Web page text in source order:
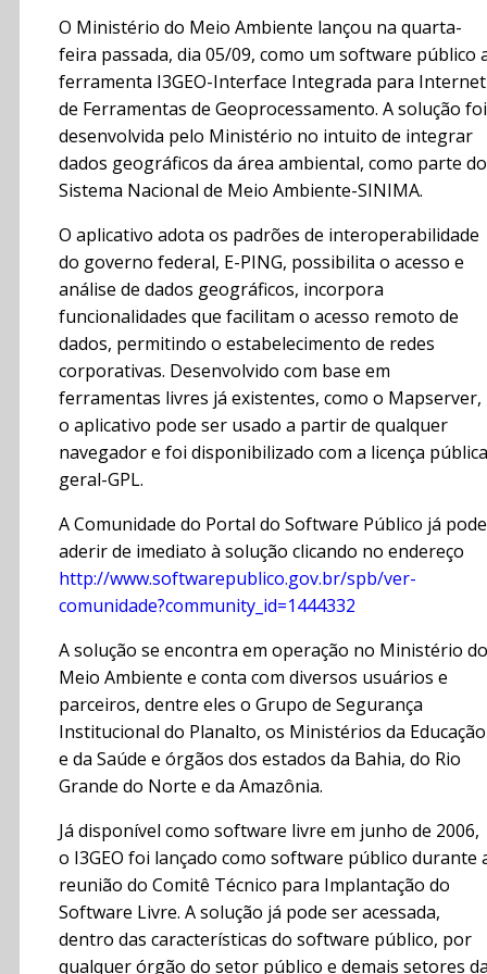
O Ministério do Meio Ambiente lançou na quarta-
feira passada, dia 05/09, como um software público
ferramenta I3GEO-Interface Integrada para Internet
de Ferramentas de Geoprocessamento. A solução foi
desenvolvida pelo Ministério no intuito de integrar
dados geográficos da área ambiental, como parte do
Sistema Nacional de Meio Ambiente-SINIMA.
O aplicativo adota os padrões de interoperabilidade
do governo federal, E-PING, possibilita o acesso e
análise de dados geográficos, incorpora
funcionalidades que facilitam o acesso remoto de
dados, permitindo o estabelecimento de redes
corporativas. Desenvolvido com base em
ferramentas livres já existentes, como o Mapserver,
o aplicativo pode ser usado a partir de qualquer
navegador e foi disponibilizado com a licença pública
geral-GPL.
A Comunidade do Portal do Software Público já pode
aderir de imediato à solução clicando no endereço
http://www.softwarepublico.gov.br/spb/ver-
comunidade?community_id=1444332
A solução se encontra em operação no Ministério do
Meio Ambiente e conta com diversos usuários e
parceiros, dentre eles o Grupo de Segurança
Institucional do Planalto, os Ministérios da Educação
e da Saúde e órgãos dos estados da Bahia, do Rio
Grande do Norte e da Amazônia.
Já disponível como software livre em junho de 2006,
o I3GEO foi lançado como software público durante
reunião do Comitê Técnico para Implantação do
Software Livre. A solução já pode ser acessada,
dentro das características do software público, por
qualquer órgão do setor público e demais setores